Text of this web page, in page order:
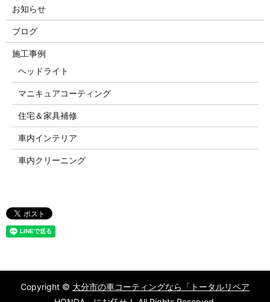
お知らせ
ブログ
施工事例
ヘッドライト
マニキュアコーティング
住宅＆家具補修
車内インテリア
車内クリーニング
Copyright © 大分市の車コーティングなら「トータルリペア